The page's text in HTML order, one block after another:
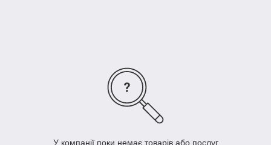
У компанії поки немає товарів або послуг